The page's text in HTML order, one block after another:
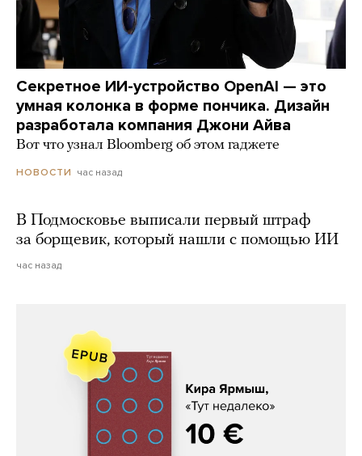
Секретное ИИ-устройство OpenAI — это
умная колонка в форме пончика. Дизайн
разработала компания Джони Айва
Вот что узнал Bloomberg об этом гаджете
НОВОСТИ час назад
В Подмосковье выписали первый штраф
за борщевик, который нашли с помощью ИИ
час назад